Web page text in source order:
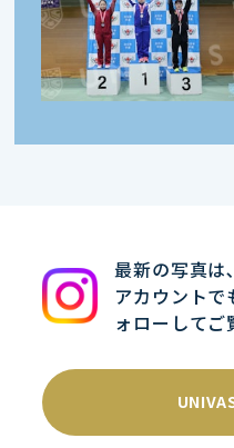
最新の写真
アカウントで
ォローしてご